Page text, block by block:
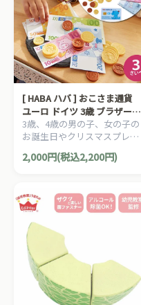
[ HABA ハバ ] おこさま通貨
ユーロ ドイツ 3歳 ブラザージ
ョルダン おままごと ごっこ
遊び こども銀行 玩具のお金
ミニセット
3歳、4歳の男の子、女の子の
お誕生日やクリスマスプレゼ
ントにおすすめの、HABA ハ
バ社 おままごと ミニセット
2,000円(税込2,200円)